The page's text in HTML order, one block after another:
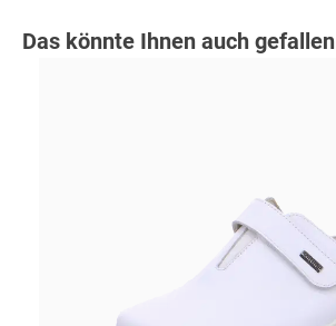
Produktgalerie überspringen
Das könnte Ihnen auch gefallen